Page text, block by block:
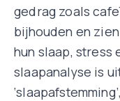
gedrag zoals
bijhouden en
hun slaap, stress
slaapanalyse is